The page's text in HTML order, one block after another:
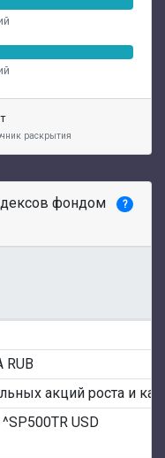
раскрытия
фондом
?
RUB
USD